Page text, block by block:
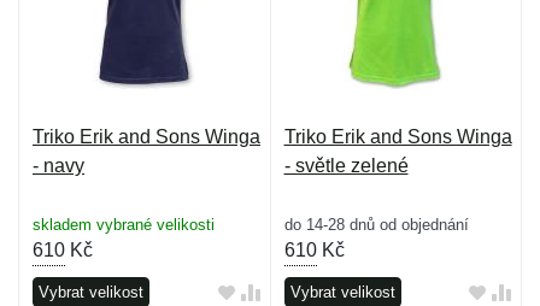
Triko Erik and Sons Winga
- navy
skladem vybrané velikosti
610 Kč
Vybrat velikost
Triko Erik and Sons Winga
- světle zelené
do 14-28 dnů od objednání
610Kč
Vybrat velikost